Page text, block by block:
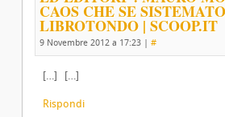
CAOS CHE SE
LIBROTONDO | SCOOP.IT
9 Novembre 2012 a 17:23 | #
[…] […]
Rispondi